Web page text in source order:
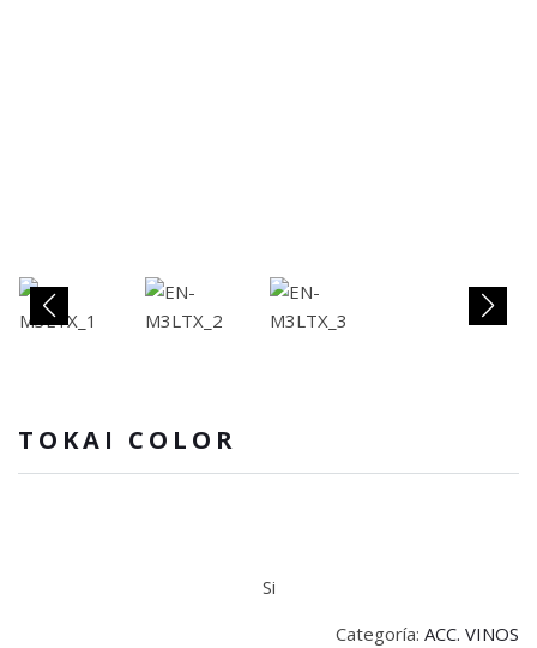
TOKAI COLOR
Si
Categoría: ACC. VINOS